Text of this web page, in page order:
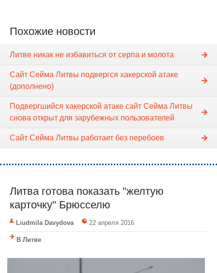
Похожие новости
Литве никак не избавиться от серпа и молота
Сайт Cейма Литвы подвергся хакерской атаке
(дополнено)
Подвергшийся хакерской атаке сайт Сейма Литвы
снова открыт для зарубежных пользователей
Сайт Cейма Литвы работает без перебоев
Литва готова показать "желтую
карточку" Брюсселю
Liudmila Davydova 22 апреля 2016
В Литве